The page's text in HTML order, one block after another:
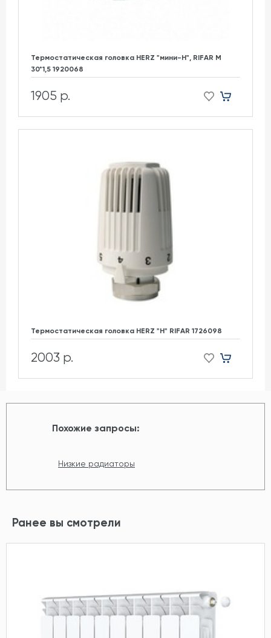
Термостатическая головка HERZ "мини-H", RIFAR М
30*1,5 1920068
1905 р.
Термостатическая головка HERZ "H" RIFAR 1726098
2003 р.
Похожие запросы:
Низкие радиаторы
Ранее вы смотрели